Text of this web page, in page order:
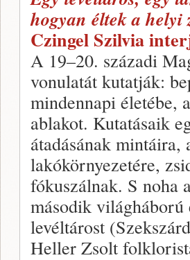
hogyan éltek a helyi
Czingel Szilvia
A 19–20. századi
vonulatát kutatják:
mindennapi életébe,
ablakot. Kutatásaik
átadásának
lakókörnyezetére,
fókuszálnak. S noha
második
levéltárost
Heller Zsolt